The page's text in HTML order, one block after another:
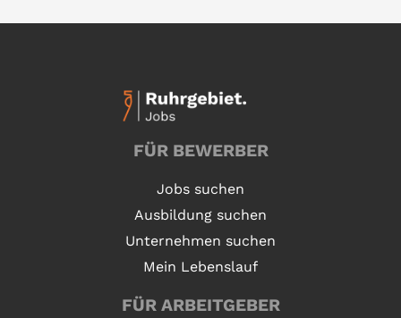
FÜR BEWERBER
Jobs suchen
Ausbildung suchen
Unternehmen suchen
Mein Lebenslauf
FÜR ARBEITGEBER